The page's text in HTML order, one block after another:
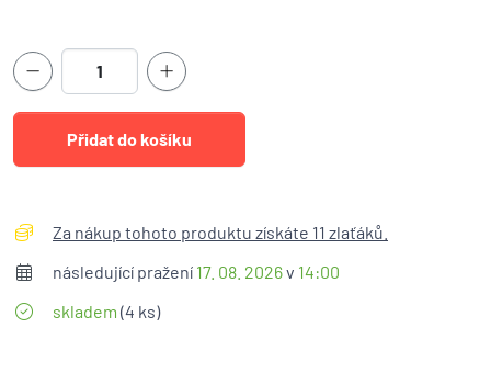
Za nákup tohoto produktu získáte 11 zlaťáků.
následující pražení 17. 08. 2026v 14:00
skladem (4 ks)